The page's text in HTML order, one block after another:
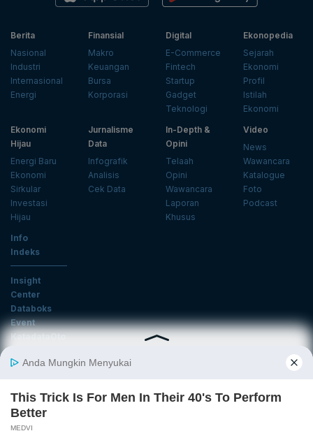
Berita
Nasional
Industri
Internasional
Energi
Finansial
Makro
Keuangan
Bursa
Korporasi
Digital
E-Commerce
Fintech
Startup
Gadget
Teknologi
Ekonopedia
Sejarah
Ekonomi
Profil
Istilah
Ekonomi
Ekonomi
Hijau
Energi Baru
Ekonomi
Sirkular
Investasi
Hijau
Jurnalisme
Data
Infografik
Analisis
Cek Data
In-Depth &
Opini
Telaah
Opini
Wawancara
Laporan
Khusus
Video
News
Wawancara
Katalogue
Foto
Podcast
Info
Indeks
Insight
Center
Databoks
Event
KatadataOto
Email
Daftar